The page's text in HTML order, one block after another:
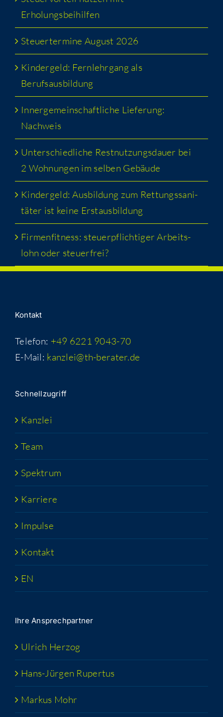
Erholungsbeihilfen
Steu­er­ter­mi­ne August 2026
Kin­der­geld: Fern­lehr­gang als
Berufsausbildung
Inner­ge­mein­schaft­li­che Lie­fe­rung:
Nachweis
Unter­schied­li­che Rest­nut­zungs­dau­er bei
2 Woh­nun­gen im sel­ben Gebäude
Kin­der­geld: Aus­bil­dung zum Ret­tungs­sa­ni­
tä­ter ist kei­ne Erstausbildung
Fir­men­fit­ness: steu­er­pflich­ti­ger Arbeits­
lohn oder steuerfrei?
Kon­takt
Telefon: +49 6221 9043-70
E-Mail: kanzlei@th-berater.de
Schnell­zu­griff
Kanz­lei
Team
Spek­trum
Kar­rie­re
Impul­se
Kon­takt
EN
Ihre Ansprech­part­ner
Ulrich Her­zog
Hans-Jür­­gen Rupertus
Mar­kus Mohr